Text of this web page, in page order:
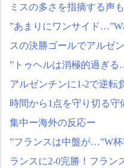
ミスの多さを指摘する声
”あまりにワンサイド
スの決勝ゴールでアルゼ
”トゥヘルは消極的過ぎ
アルゼンチンに1-2で逆転
時間から1点を守り切る
集中ー海外の反応ー
”フランスは中盤が…”W
ランスに2-0完勝！フラン